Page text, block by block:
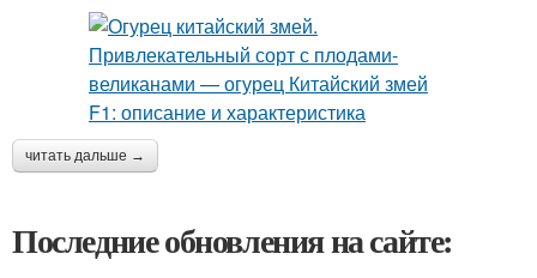
читать дальше →
Последние обновления на сайте: